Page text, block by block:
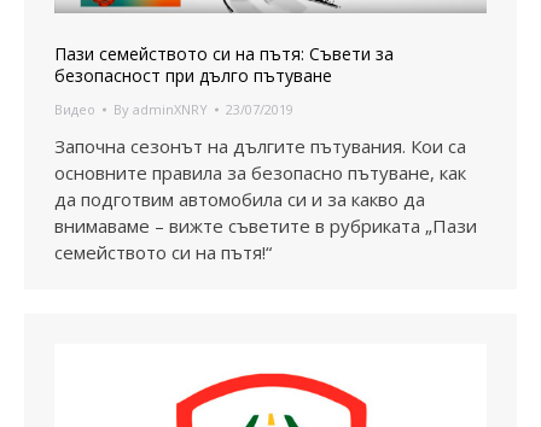
Пази семейството си на пътя: Съвети за
безопасност при дълго пътуване
Видео By adminXNRY 23/07/2019
Започна сезонът на дългите пътувания. Кои са
основните правила за безопасно пътуване, как
да подготвим автомобила си и за какво да
внимаваме – вижте съветите в рубриката „Пази
семейството си на пътя!“